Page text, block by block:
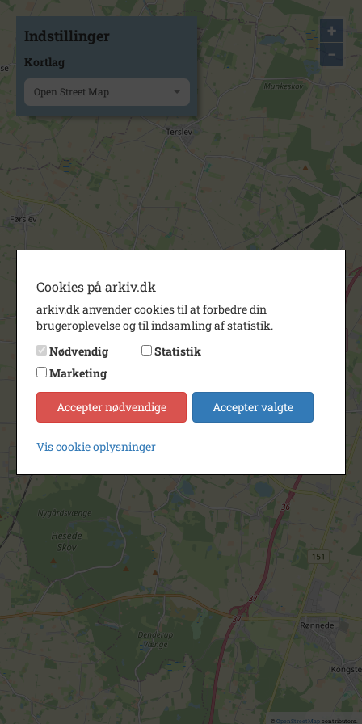
+
−
© OpenStreetMapcontributors.
Indstillinger
Kortlag
Open Street Map
Cookies på arkiv.dk
arkiv.dk anvender cookies til at forbedre din
brugeroplevelse og til indsamling af statistik.
Nødvendig
Statistik
Marketing
Accepter nødvendige Accepter valgte
Vis cookie oplysninger